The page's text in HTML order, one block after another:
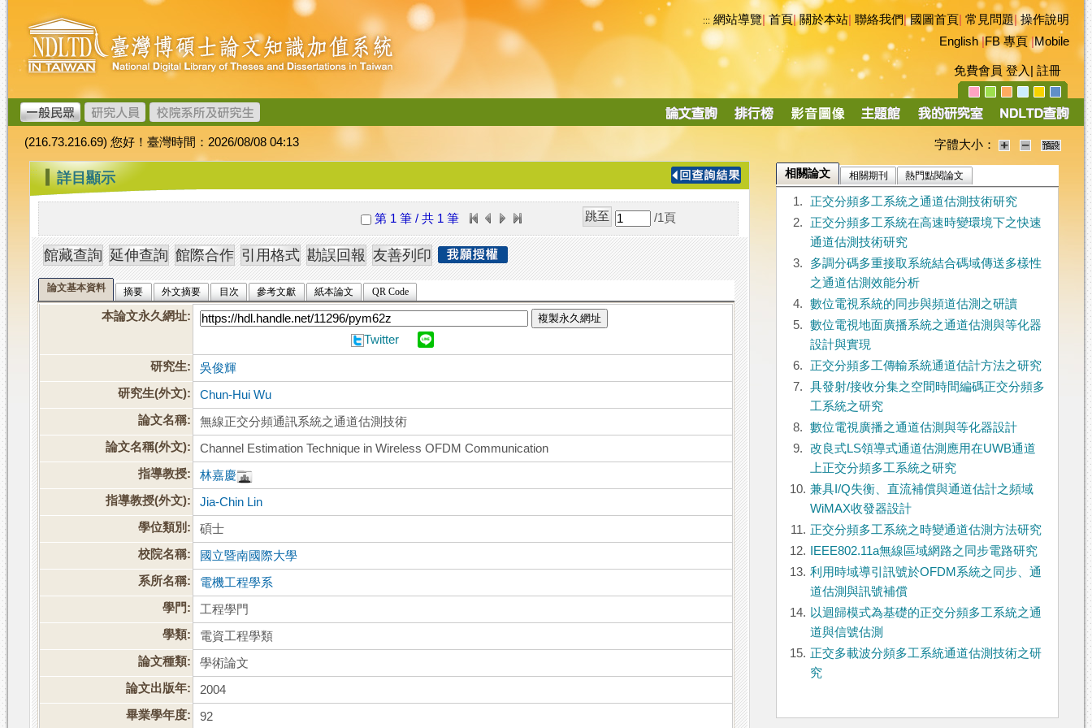
跳
到
主
要
內
容
臺
灣
博
碩
士
論
文
加
值
系
統
::: 網站導覽|首頁|關於本站 聯絡我們|國圖首頁 常見問題|操作說明
English|FB 專頁|Mobile
免費會員 登入 註冊
導
(216.73.216.69) 您好！臺灣時間：2026/08/08 04:13 字體大小：
::: 詳目顯示
第 1 筆 / 共 1 筆 /1 頁
論文基本資料 摘要 外文摘要 目次 參考文獻 紙本論文 QR Code
本論文永久網址: 複製永久網址
Twitter
研究生:
吳俊輝
研究生(外文):
Chun-Hui Wu
論文名稱:
無線正交分頻通訊系統之通道估測技術
論文名稱(外文):
Channel Estimation Technique in Wireless OFDM Communication
指導教授:
林嘉慶
指導教授(外文):
Jia-Chin Lin
學位類別:
碩士
校院名稱:
國立暨南國際大學
系所名稱:
電機工程學系
學門:
工程學門
學類:
電資工程學類
論文種類:
學術論文
論文出版年:
2004
畢業學年度:
92
相關論文 相關期刊 熱門點閱論文
1.
正交分頻多工系統之通道估測技術研究
2.
正交分頻多工系統在高速時變環境下之快速
通道估測技術研究
3.
多調分碼多重接取系統結合碼域傳送多樣性
之通道估測效能分析
4.
數位電視系統的同步與頻道估測之研讀
5.
數位電視地面廣播系統之通道估測與等化器
設計與實現
6.
正交分頻多工傳輸系統通道估計方法之研究
7.
具發射/接收分集之空間時間編碼正交分頻多
工系統之研究
8.
數位電視廣播之通道估測與等化器設計
9.
改良式LS領導式通道估測應用在UWB通道
上正交分頻多工系統之研究
10. 兼具I/Q失衡、直流補償與通道估計之頻域
WiMAX收發器設計
11. 正交分頻多工系統之時變通道估測方法研究
12.
IEEE802.11a無線區域網路之同步電路研究
13. 利用時域導引訊號於OFDM系統之同步、通
道估測與訊號補償
14. 以迴歸模式為基礎的正交分頻多工系統之通
道與信號估測
15. 正交多載波分頻多工系統通道估測技術之研
究